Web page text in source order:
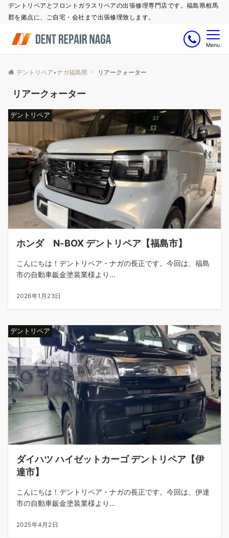
デントリペアとフロントガラスリペアの出張修理専門店です。福島県相馬
郡を拠点に、ご自宅・会社まで出張修理致します。
Menu
デントリペア•ナガ福島県 リアークォーター
リアークォーター
デントリペア
ホンダ N-BOX デントリペア【福島市】
こんにちは！デントリペア・ナガの長正です。今回は、福島
市の自動車鈑金塗装業様より...
2026年1月23日
デントリペア
ダイハツ ハイゼットカーゴ デントリペア【伊
達市】
こんにちは！デントリペア・ナガの長正です。今回は、伊達
市の自動車鈑金塗装業様より...
2025年4月2日